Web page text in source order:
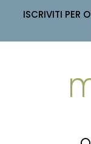
ISCRIVITI PER